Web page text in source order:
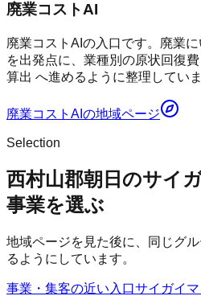
廃業コストAI
廃業コストAIの入口です。廃業
を出発点に、業種別の原状回復
算出 へ進めるように整理してい
廃業コストAI の地域ページ
Selection
西村山郡朝日のサイ
事業を選ぶ
地域ページを見た後に、同じグ
るようにしています。
事業・集客の近い入口サイガイ